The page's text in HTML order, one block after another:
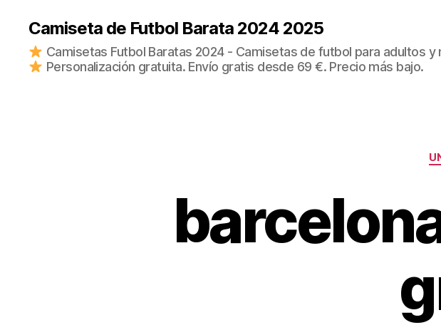
Camiseta de Futbol Barata 2024 2025
Camisetas Futbol Baratas 2024 - Camisetas de futbol para adultos y
Personalización gratuita. Envío gratis desde 69 €. Precio más bajo.